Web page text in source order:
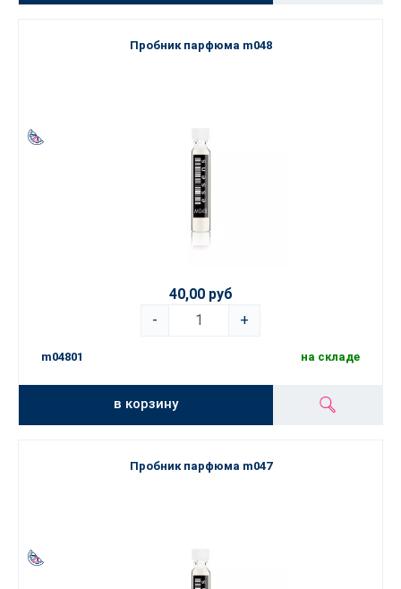
Пробник парфюма m048
40,00 руб
-
+
m04801 на складе
в корзину
Пробник парфюма m047